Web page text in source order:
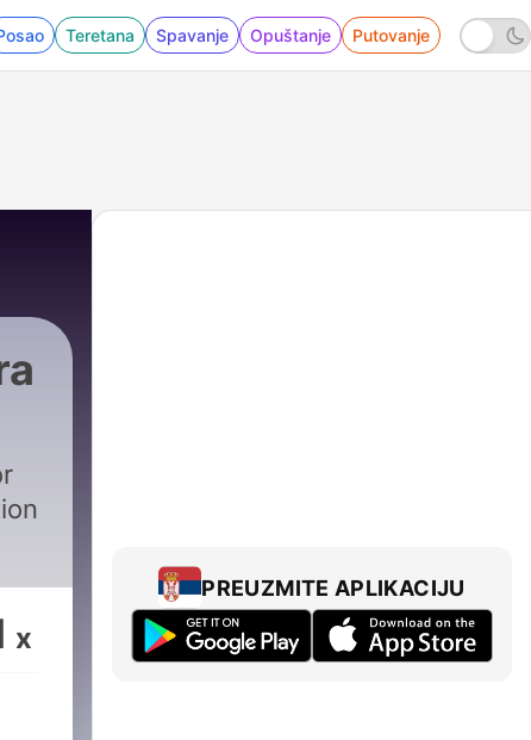
Teretana Spavanje Opuštanje Putovanje
- SUMMER NIGHT SERENITY: Music for
x
PREUZMITE APLIKACIJU